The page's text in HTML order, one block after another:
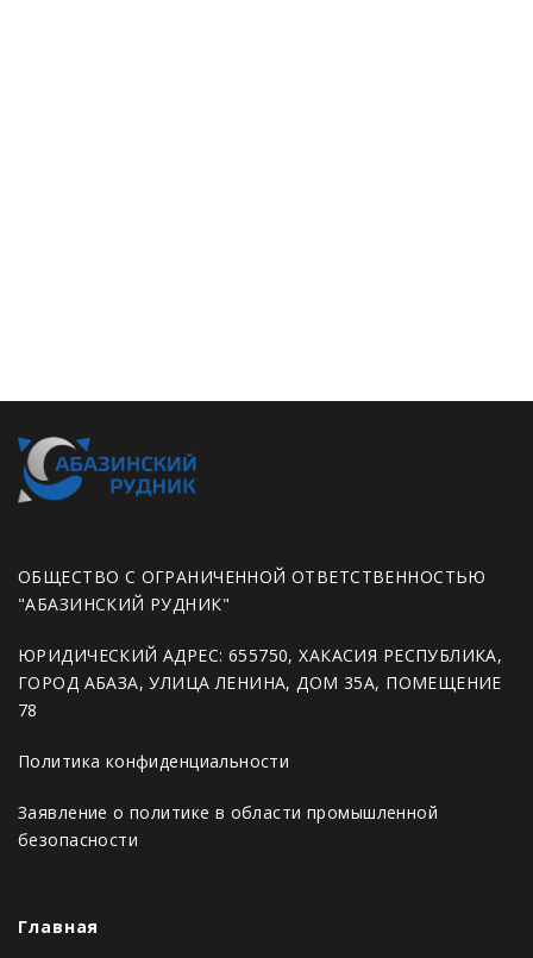
ОБЩЕСТВО С ОГРАНИЧЕННОЙ ОТВЕТСТВЕННОСТЬЮ
"АБАЗИНСКИЙ РУДНИК"
ЮРИДИЧЕСКИЙ АДРЕС: 655750, ХАКАСИЯ РЕСПУБЛИКА,
ГОРОД АБАЗА, УЛИЦА ЛЕНИНА, ДОМ 35А, ПОМЕЩЕНИЕ
78
Политика конфиденциальности
Заявление о политике в области промышленной
безопасности
Главная